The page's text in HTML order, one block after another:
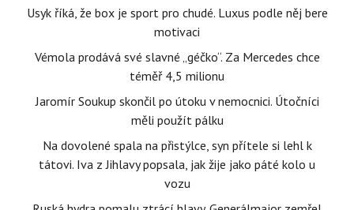
Usyk říká, že box je sport pro chudé. Luxus podle něj bere
motivaci
Vémola prodává své slavné „géčko“. Za Mercedes chce
téměř 4,5 milionu
Jaromír Soukup skončil po útoku v nemocnici. Útočníci
měli použít pálku
Na dovolené spala na přistýlce, syn přítele si lehl k
tátovi. Iva z Jihlavy popsala, jak žije jako páté kolo u
vozu